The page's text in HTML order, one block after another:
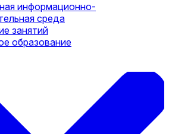
информационно-
среда
занятий
образование